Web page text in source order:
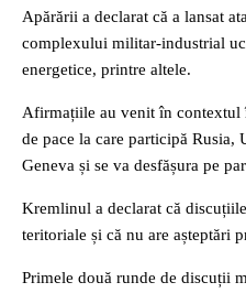
Apărării a declarat că a lansat
complexului militar-industrial
energetice, printre altele.
Afirmațiile au venit în contextul
de pace la care participă Rusia,
Geneva și se va desfășura pe
Kremlinul a declarat că
teritoriale și că nu are așteptări
Primele două runde de discuții